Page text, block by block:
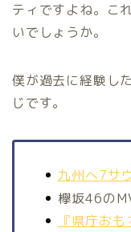
ティですよね。こ
いでしょうか。
僕が過去に経験し
じです。
九州へ7サ
欅坂46の
『県庁おも